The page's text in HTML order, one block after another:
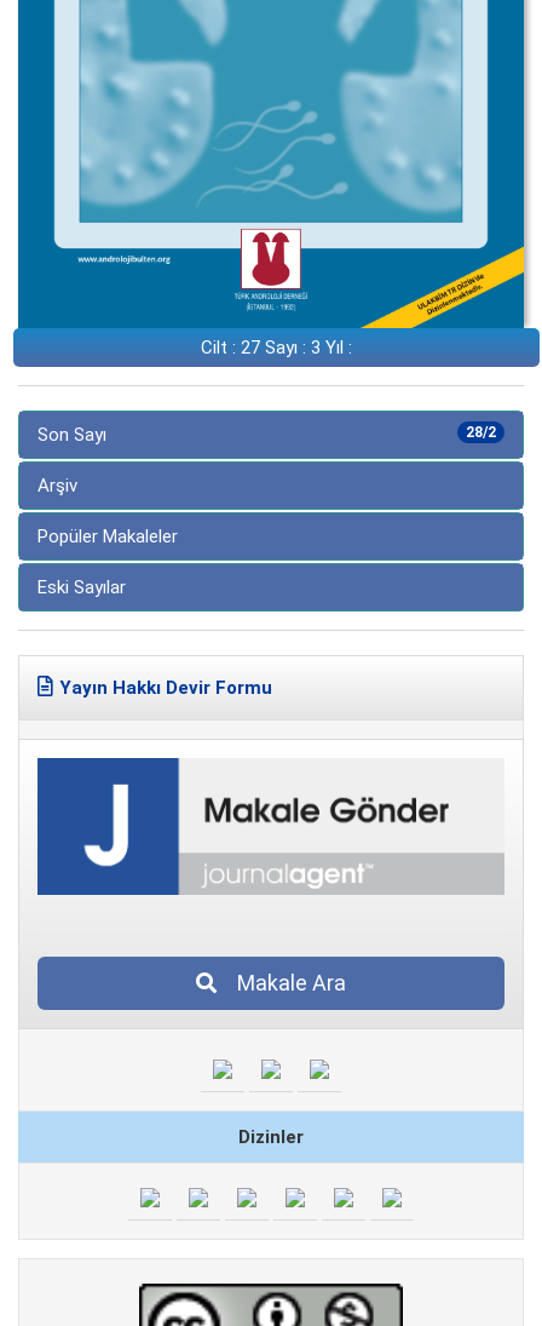
Cilt : 27 Sayı : 3 Yıl :
28/2
Son Sayı
Arşiv
Popüler Makaleler
Eski Sayılar
Yayın Hakkı Devir Formu
Makale Ara
Dizinler